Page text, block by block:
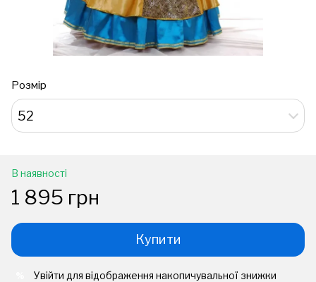
Розмір
52
В наявності
1 895 грн
Купити
Увійти для відображення накопичувальної знижки